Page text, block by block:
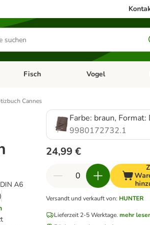
Hundefutter & Zubehör
Kategorie-Menü öffnen: Kleintier
Fisch Kategorie-Menü
Vogel
Cannes
A6
)
Farbe: braun, Format:
9980172732.1
24,99 €
Versandt und verkauft von: HUNTER
Lieferzeit 2-5 Werktage. mehr